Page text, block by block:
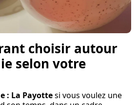
choisir autour
selon votre
: La Payottesi vous voulez une